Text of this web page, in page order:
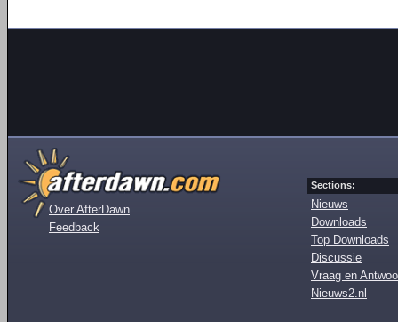
Over AfterDawn
Feedback
Sections:
Nieuws
Downloads
Top Downloads
Discussie
Vraag en
Nieuws2.nl